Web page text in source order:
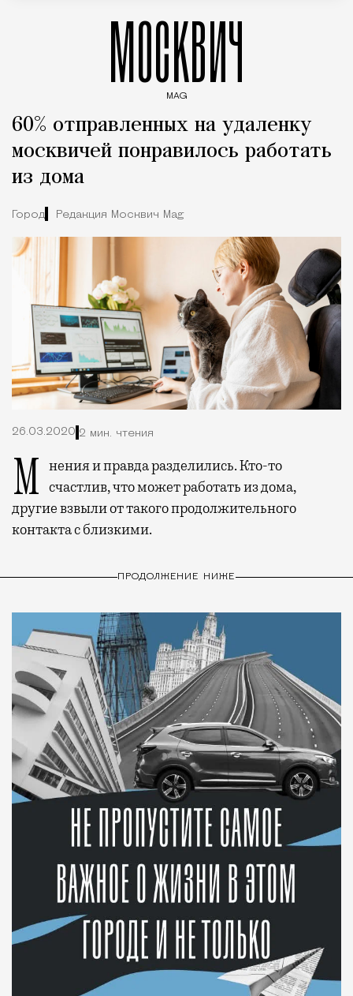
МОСКВИЧ
MAG
60% отправленных на удаленку
москвичей понравилось работать
из дома
Город Редакция Москвич Mag
26.03.2020 2 мин. чтения
Мнения и правда разделились. Кто-то счастлив, что может работать из дома,
другие взвыли от такого продолжительного
контакта с близкими.
ПРОДОЛЖЕНИЕ НИЖЕ